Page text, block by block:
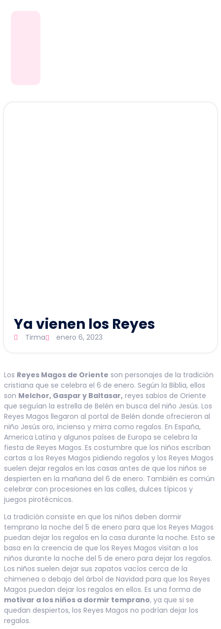
Ya vienen los Reyes
Tirma enero 6, 2023
Los Reyes Magos de Oriente son personajes de la tradición
cristiana que se celebra el 6 de enero. Según la Biblia, ellos
son Melchor, Gaspar y Baltasar, reyes sabios de Oriente
que seguían la estrella de Belén en busca del niño Jesús. Los
Reyes Magos llegaron al portal de Belén donde ofrecieron al
niño Jesús oro, incienso y mirra como regalos. En España,
America Latina y algunos países de Europa se celebra la
fiesta de Reyes Magos. Es costumbre que los niños escriban
cartas a los Reyes Magos pidiendo regalos y los Reyes Magos
suelen dejar regalos en las casas antes de que los niños se
despierten en la mañana del 6 de enero. También es común
celebrar con procesiones en las calles, dulces típicos y
juegos pirotécnicos.
La tradición consiste en que los niños deben dormir
temprano la noche del 5 de enero para que los Reyes Magos
puedan dejar los regalos en la casa durante la noche. Esto se
basa en la creencia de que los Reyes Magos visitan a los
niños durante la noche del 5 de enero para dejar los regalos.
Los niños suelen dejar sus zapatos vacíos cerca de la
chimenea o debajo del árbol de Navidad para que los Reyes
Magos puedan dejar los regalos en ellos. Es una forma de
motivar a los niños a dormir temprano, ya que si se
quedan despiertos, los Reyes Magos no podrían dejar los
regalos.